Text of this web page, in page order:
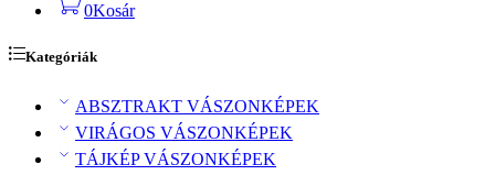
0Kosár
Kategóriák
ABSZTRAKT VÁSZONKÉPEK
VIRÁGOS VÁSZONKÉPEK
TÁJKÉP VÁSZONKÉPEK